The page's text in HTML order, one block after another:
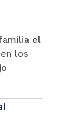
el
los